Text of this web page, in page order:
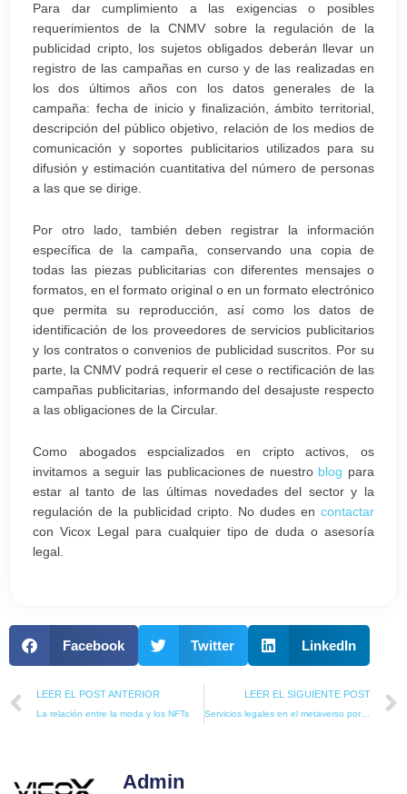
Para dar cumplimiento a las exigencias o posibles
requerimientos de la CNMV sobre la regulación de la
publicidad cripto, los sujetos obligados deberán llevar un
registro de las campañas en curso y de las realizadas en
los dos últimos años con los datos generales de la
campaña: fecha de inicio y finalización, ámbito territorial,
descripción del público objetivo, relación de los medios de
comunicación y soportes publicitarios utilizados para su
difusión y estimación cuantitativa del número de personas
a las que se dirige.
Por otro lado, también deben registrar la información
específica de la campaña, conservando una copia de
todas las piezas publicitarias con diferentes mensajes o
formatos, en el formato original o en un formato electrónico
que permita su reproducción, así como los datos de
identificación de los proveedores de servicios publicitarios
y los contratos o convenios de publicidad suscritos. Por su
parte, la CNMV podrá requerir el cese o rectificación de las
campañas publicitarias, informando del desajuste respecto
a las obligaciones de la Circular.
Como abogados espcializados en cripto activos, os
invitamos a seguir las publicaciones de nuestro blog para
estar al tanto de las últimas novedades del sector y la
regulación de la publicidad cripto. No dudes en contactar
con Vicox Legal para cualquier tipo de duda o asesoría
legal.
Facebook Twitter LinkedIn
Prev
LEER EL POST ANTERIOR
La relación entre la moda y los NFTs
LEER EL SIGUIENTE POST
Servicios legales en el metaverso por medio de NFTs
Admin